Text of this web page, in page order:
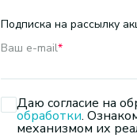
Подписка на рассылку
Ваш e-mail*
Даю согласие на
обработки.
механизмом их